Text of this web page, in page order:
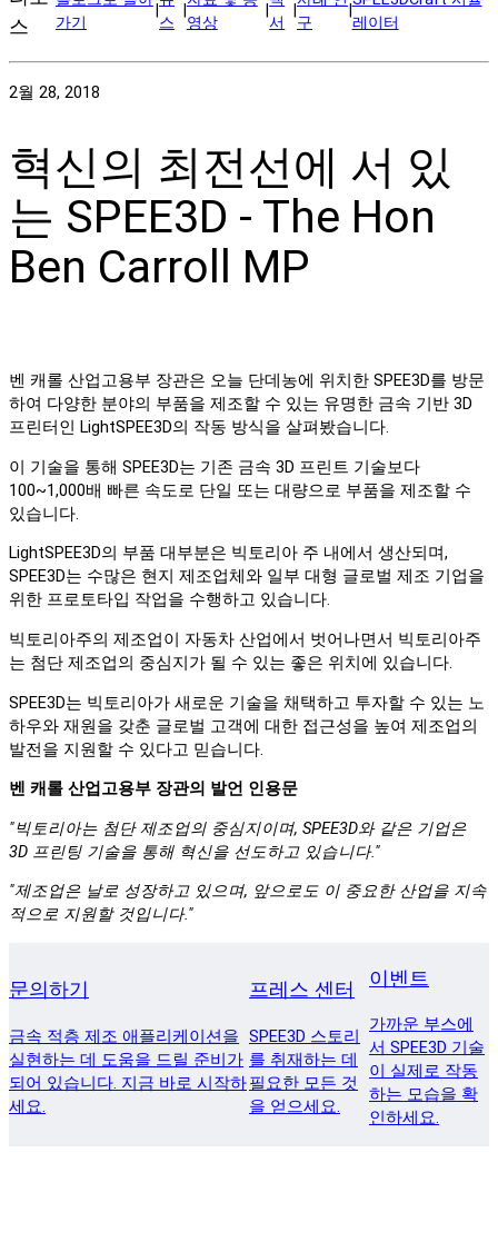
스
가기
|
스
|
영상
|
서
구
|
레이터
2월 28, 2018
혁신의 최전선에 서 있
는 SPEE3D - The Hon
Ben Carroll MP
벤 캐롤 산업고용부 장관은 오늘 단데농에 위치한 SPEE3D를 방문
하여 다양한 분야의 부품을 제조할 수 있는 유명한 금속 기반 3D
프린터인 LightSPEE3D의 작동 방식을 살펴봤습니다.
이 기술을 통해 SPEE3D는 기존 금속 3D 프린트 기술보다
100~1,000배 빠른 속도로 단일 또는 대량으로 부품을 제조할 수
있습니다.
LightSPEE3D의 부품 대부분은 빅토리아 주 내에서 생산되며,
SPEE3D는 수많은 현지 제조업체와 일부 대형 글로벌 제조 기업을
위한 프로토타입 작업을 수행하고 있습니다.
빅토리아주의 제조업이 자동차 산업에서 벗어나면서 빅토리아주
는 첨단 제조업의 중심지가 될 수 있는 좋은 위치에 있습니다.
SPEE3D는 빅토리아가 새로운 기술을 채택하고 투자할 수 있는 노
하우와 재원을 갖춘 글로벌 고객에 대한 접근성을 높여 제조업의
발전을 지원할 수 있다고 믿습니다.
벤 캐롤 산업고용부 장관의 발언 인용문
"빅토리아는 첨단 제조업의 중심지이며, SPEE3D와 같은 기업은
3D 프린팅 기술을 통해 혁신을 선도하고 있습니다."
"제조업은 날로 성장하고 있으며, 앞으로도 이 중요한 산업을 지속
적으로 지원할 것입니다."
문의하기
금속 적층 제조 애플리케이션을
실현하는 데 도움을 드릴 준비가
되어 있습니다. 지금 바로 시작하
세요.
프레스 센터
SPEE3D 스토리
를 취재하는 데
필요한 모든 것
을 얻으세요.
이벤트
가까운 부스에
서 SPEE3D 기술
이 실제로 작동
하는 모습을 확
인하세요.